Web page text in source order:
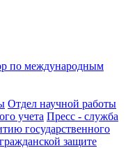
по международным
Отдел научной работы
учета Пресс - служба
государственного
защите